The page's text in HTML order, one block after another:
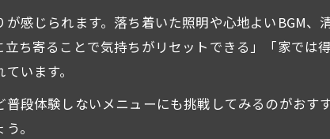
理容室で心身ともにリフレッシュする方法
理容室利用が日常に与えるポジティブな影響
理容室で味わう贅沢なひとときの楽しみ方
理容室で気分転換と癒しを得るコツ
感じられます。落ち着いた照明や心地よいBGM
ち寄ることで気持ちがリセットできる」「家では
います。
段体験しないメニューにも挑戦してみるのがおす
。